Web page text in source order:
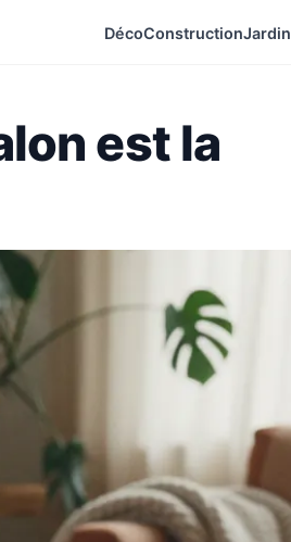
DécoConstructionJardin
est la